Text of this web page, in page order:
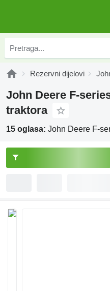
Rezervni dijelovi
John Deere F-
traktora
15 oglasa: John Deere F-